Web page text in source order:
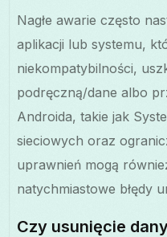
Nagłe awarie często
aplikacji lub systemu,
niekompatybilności,
podręczną/dane albo
Androida, takie jak
sieciowych oraz
uprawnień mogą
natychmiastowe błędy
Czy usunięcie